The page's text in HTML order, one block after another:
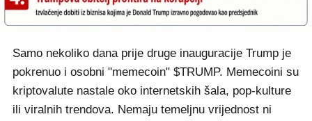
Samo nekoliko dana prije druge inauguracije Trump je
pokrenuo i osobni "memecoin" $TRUMP. Memecoini su
kriptovalute nastale oko internetskih šala, pop-kulture
ili viralnih trendova. Nemaju temeljnu vrijednost ni